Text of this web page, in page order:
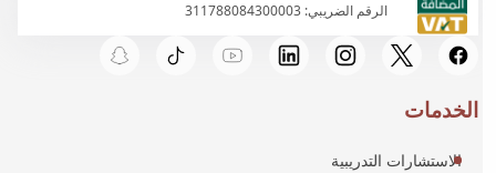
الرقم الضريبي: 311788084300003
الخدمات
الاستشارات التدريبية